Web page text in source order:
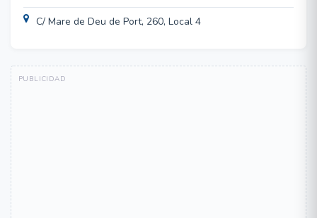
C/ Mare de Deu de Port, 260, Local 4